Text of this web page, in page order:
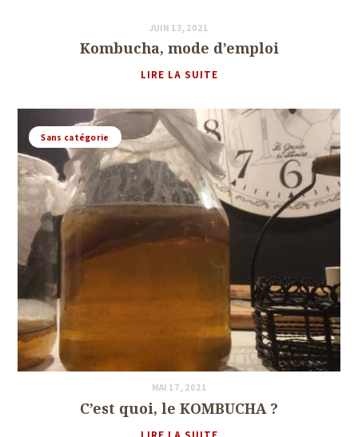
JUIN 13, 2021
Kombucha, mode d’emploi
LIRE LA SUITE
Sans catégorie
MAI 17, 2021
C’est quoi, le KOMBUCHA ?